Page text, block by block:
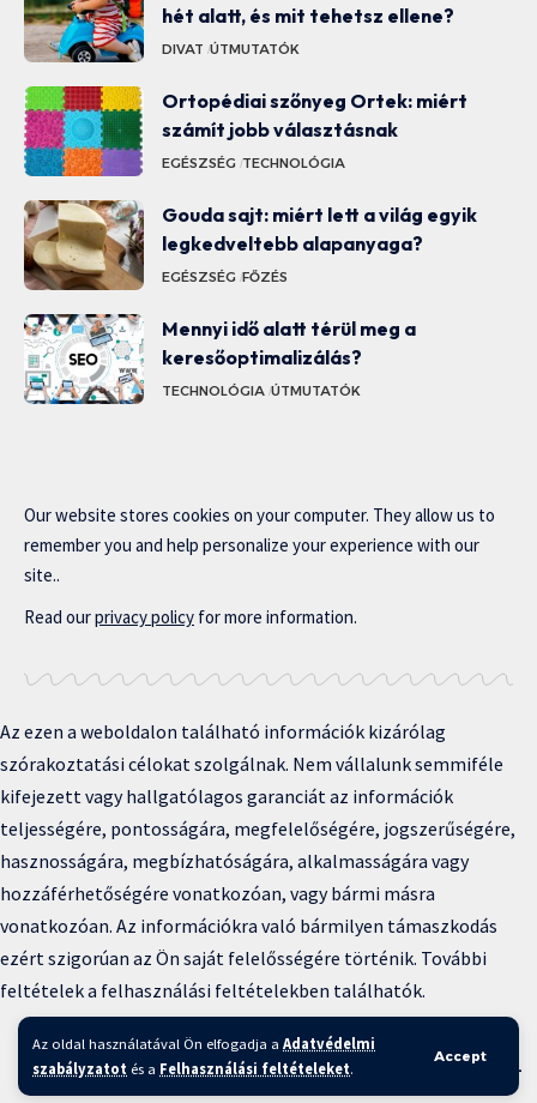
Az oldal használatával Ön elfogadja a Adatvédelmi
szabályzatot és a Felhasználási feltételeket.
Accept
hét alatt, és mit tehetsz ellene?
DIVAT ÚTMUTATÓK
Ortopédiai szőnyeg Ortek: miért
számít jobb választásnak
EGÉSZSÉG TECHNOLÓGIA
Gouda sajt: miért lett a világ egyik
legkedveltebb alapanyaga?
EGÉSZSÉG FŐZÉS
Mennyi idő alatt térül meg a
keresőoptimalizálás?
TECHNOLÓGIA ÚTMUTATÓK
Our website stores cookies on your computer. They allow us to
remember you and help personalize your experience with our
site..
Read ourprivacy policy for more information.
Az ezen a weboldalon található információk kizárólag
szórakoztatási célokat szolgálnak. Nem vállalunk semmiféle
kifejezett vagy hallgatólagos garanciát az információk
teljességére, pontosságára, megfelelőségére, jogszerűségére,
hasznosságára, megbízhatóságára, alkalmasságára vagy
hozzáférhetőségére vonatkozóan, vagy bármi másra
vonatkozóan. Az információkra való bármilyen támaszkodás
ezért szigorúan az Ön saját felelősségére történik. További
feltételek a felhasználási feltételekben találhatók.
Copyright © 2025 BFKH.hu
Felhasználási feltételek –Adatvédelmi irányelvek – Kapcsolat –